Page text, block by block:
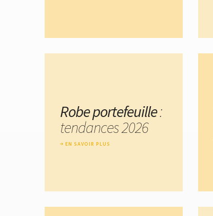
Robe portefeuille:
tendances 2026
EN SAVOIR PLUS